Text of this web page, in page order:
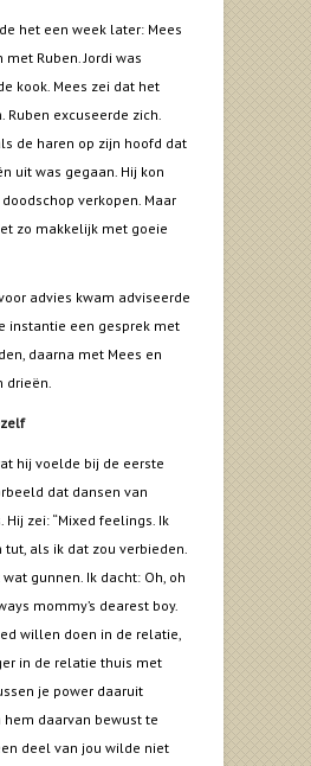
het een week later: Mees
Ruben. Jordi was
kook. Mees zei dat het
Ruben excuseerde zich.
de haren op zijn hoofd dat
uit was gegaan. Hij kon
verkopen. Maar
zo makkelijk met goeie
advies kwam adviseerde
instantie een gesprek met
daarna met Mees en
drieën.
hij voelde bij de eerste
dat dansen van
Hij zei: “Mixed feelings. Ik
tut, als ik dat zou verbieden.
gunnen. Ik dacht: Oh, oh
mommy’s dearest boy.
willen doen in de relatie,
in de relatie thuis met
je power daaruit
daarvan bewust te
deel van jou wilde niet